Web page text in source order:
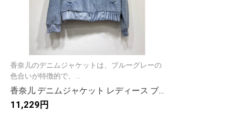
香奈儿のデニムジャケットは、ブルーグレーの
色合いが特徴的で、...
香奈儿 デニムジャケット レディース ブルーグレー ハート刺繍 1色
11,229円